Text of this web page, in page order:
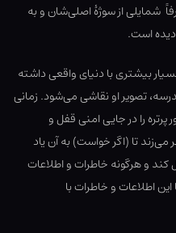
شمایلی از سوژهٔ اصلی‌شان و به
است.
بیشتری با دنیای واقعی داشته
تصویر او نقاشی می‌شود. زمانی
را در جایی امنی قفل و
تا (اگر خواست) به آن یاد
و هرگونه خاطرات و اطلاعات
اطلاعات و خاطرات با